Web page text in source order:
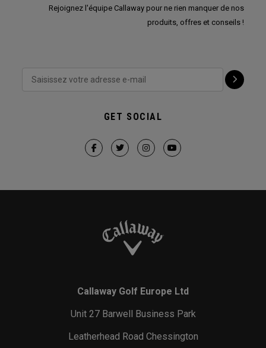
Rejoignez l'équipe Callaway pour ne rien manquer de nos
produits, offres et conseils !
GET SOCIAL
Callaway Golf Europe Ltd
Unit 27 Barwell Business Park
Leatherhead Road Chessington